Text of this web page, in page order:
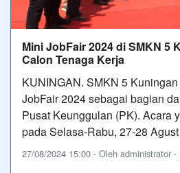
Mini JobFair 2024 di SMKN 5
Calon Tenaga Kerja
KUNINGAN. SMKN 5
JobFair 2024 sebagai bagian
Pusat Keunggulan (PK). Acara
pada Selasa-Rabu, 27-28 Agust
27/08/2024 15:00 - Oleh administrator -